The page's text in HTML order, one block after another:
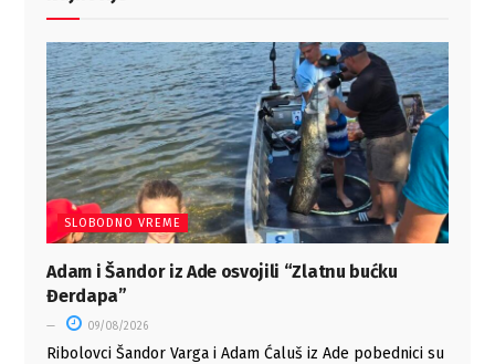
SLOBODNO VREME
Adam i Šandor iz Ade osvojili “Zlatnu bućku
Đerdapa”
09/08/2026
Ribolovci Šandor Varga i Adam Ćaluš iz Ade pobednici su